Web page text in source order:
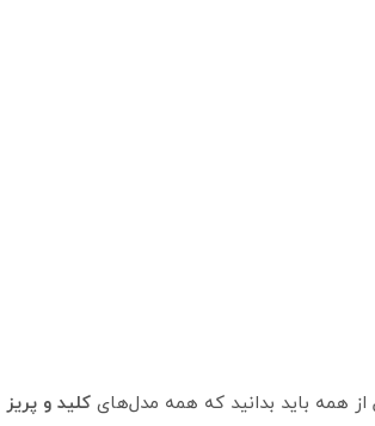
از همه باید بدانید که همه مدل‌های کلید و